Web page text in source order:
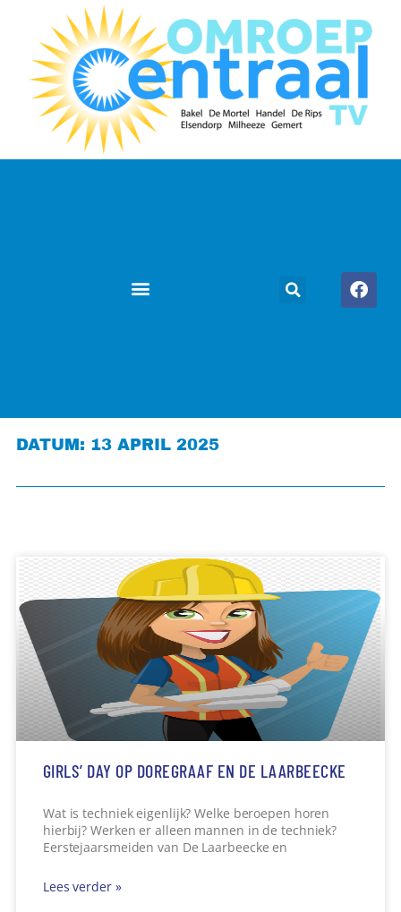
DATUM: 13 APRIL 2025
GIRLS’ DAY OP DOREGRAAF EN DE LAARBEECKE
Wat is techniek eigenlijk? Welke beroepen horen
hierbij? Werken er alleen mannen in de techniek?
Eerstejaarsmeiden van De Laarbeecke en
Lees verder »